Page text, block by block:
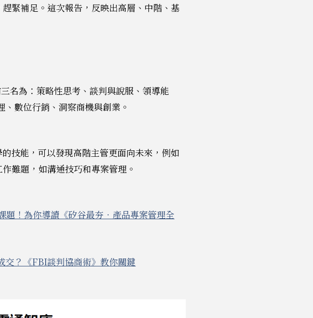
緊補足。這次報告，反映出高層、中階、基
名為：策略性思考、談判與說服、領導能
數位行銷、洞察商機與創業。
技能，可以發現高階主管更面向未來，例如
難題，如溝通技巧和專案管理。
題！為你導讀《矽谷最夯‧產品專案管理全
交？《FBI談判協商術》教你關鍵